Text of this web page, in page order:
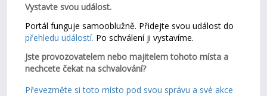
Vystavte svou událost.
Portál funguje samooblužně. Přidejte svou událost do
přehledu událostí. Po schválení ji vystavíme.
Jste provozovatelem nebo majitelem tohoto místa a
nechcete čekat na schvalování?
Převezměte si toto místo pod svou správu a své akce